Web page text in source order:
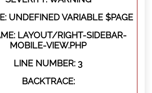
UNDEFINED VARIABLE $PAGE
LAYOUT/RIGHT-SIDEBAR-
MOBILE-VIEW.PHP
LINE NUMBER: 3
BACKTRACE: